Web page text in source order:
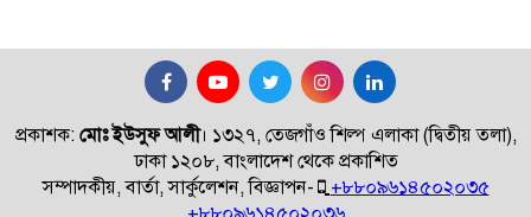
প্রকাশক:মোঃ ইউসুফ আলী। ১৩২৭, তেজগাঁও শিল্প এলাকা (দ্বিতীয় তলা),
ঢাকা ১২০৮, বাংলাদেশ থেকে প্রকাশিত
সম্পাদকীয়, বার্তা, সার্কুলেশন, বিজ্ঞাপন-
+৮৮০৯৬১৪৫০২০৩৫